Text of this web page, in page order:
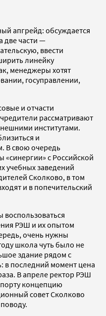
апгрейд: обсуждается
две части —
ввести
линейку
менеджеры хотят
госуправлении,
и отчасти
рассматривают
институтами.
и
В свою очередь
«синергии» с Российской
учебных заведений
Сколково, в том
и в попечительский
РЭШ и их опытом
очень нужны
школа чуть было не
здание рядом с
в последний момент цена
В апреле ректор РЭШ
концепцию
совет Сколково